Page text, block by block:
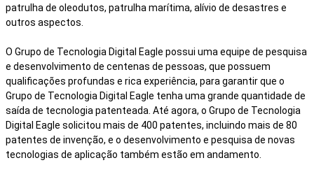
patrulha de oleodutos, patrulha marítima, alívio de desastres e
outros aspectos.
O Grupo de Tecnologia Digital Eagle possui uma equipe de pesquisa
e desenvolvimento de centenas de pessoas, que possuem
qualificações profundas e rica experiência, para garantir que o
Grupo de Tecnologia Digital Eagle tenha uma grande quantidade de
saída de tecnologia patenteada. Até agora, o Grupo de Tecnologia
Digital Eagle solicitou mais de 400 patentes, incluindo mais de 80
patentes de invenção, e o desenvolvimento e pesquisa de novas
tecnologias de aplicação também estão em andamento.